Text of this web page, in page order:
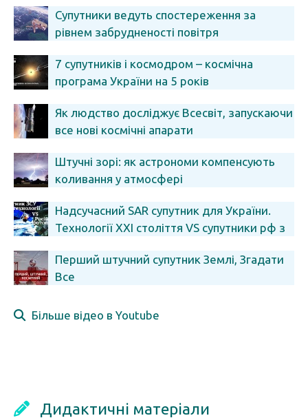
Супутники ведуть спостереження за
рівнем забрудненості повітря
7 супутників і космодром – космічна
програма України на 5 років
Як людство досліджує Всесвіт, запускаючи
все нові космічні апарати
Штучні зорі: як астрономи компенсують
коливання у атмосфері
Надсучасний SAR супутник для України.
Технології XXI століття VS супутники рф з
Перший штучний супутник Землі, Згадати
Все
Більше відео в Youtube
Дидактичні матеріали